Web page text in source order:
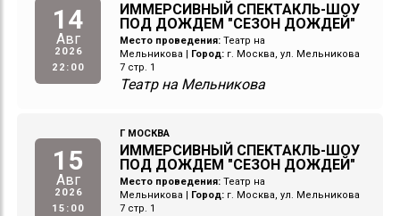
14
Авг
2026
22:00
ИММЕРСИВНЫЙ СПЕКТАКЛЬ-ШОУ
ПОД ДОЖДЕМ "СЕЗОН ДОЖДЕЙ"
Место проведения: Театр на
Мельникова
Город: г. Москва, ул. Мельникова
7 стр. 1
Театр на Мельникова
15
Авг
2026
15:00
Г МОСКВА
ИММЕРСИВНЫЙ СПЕКТАКЛЬ-ШОУ
ПОД ДОЖДЕМ "СЕЗОН ДОЖДЕЙ"
Место проведения: Театр на
Мельникова
Город: г. Москва, ул. Мельникова
7 стр. 1